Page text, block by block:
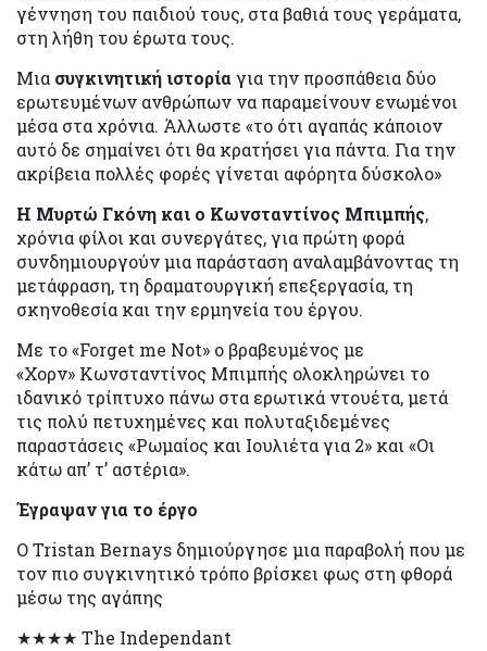
γέννηση του παιδιού τους, στα βαθιά τους γεράματα,
στη λήθη του έρωτα τους.
Μια συγκινητική ιστορίαγια την προσπάθεια δύο
ερωτευμένων ανθρώπων να παραμείνουν ενωμένοι
μέσα στα χρόνια. Άλλωστε «το ότι αγαπάς κάποιον
αυτό δε σημαίνει ότι θα κρατήσει για πάντα. Για την
ακρίβεια πολλές φορές γίνεται αφόρητα δύσκολο»
Η Μυρτώ Γκόνη και ο Κωνσταντίνος Μπιμπής,
χρόνια φίλοι και συνεργάτες, για πρώτη φορά
συνδημιουργούν μια παράσταση αναλαμβάνοντας τη
μετάφραση, τη δραματουργική επεξεργασία, τη
σκηνοθεσία και την ερμηνεία του έργου.
Με το «Forget me Not» ο βραβευμένος με
«Χορν» Κωνσταντίνος Μπιμπής ολοκληρώνει το
ιδανικό τρίπτυχο πάνω στα ερωτικά ντουέτα, μετά
τις πολύ πετυχημένες και πολυταξιδεμένες
παραστάσεις «Ρωμαίος και Ιουλιέτα για 2» και «Οι
κάτω απ’ τ’ αστέρια».
Έγραψαν για το έργο
Ο Tristan Bernays δημιούργησε μια παραβολή που με
τον πιο συγκινητικό τρόπο βρίσκει φως στη φθορά
μέσω της αγάπης
★★★★ The Independant